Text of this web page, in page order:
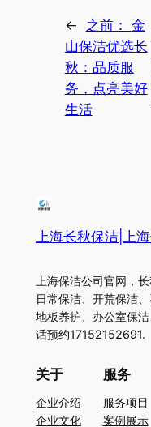
← 之前： 金
山保洁优选长
秋：品质服
务，点亮美好
生活
上海长秋保洁|上
上海保洁公司官网，
日常保洁、开荒保洁
地板养护、办公室保
话预约17152152691.
关于
企业介绍
企业文化
服务
服务项目
案例展示